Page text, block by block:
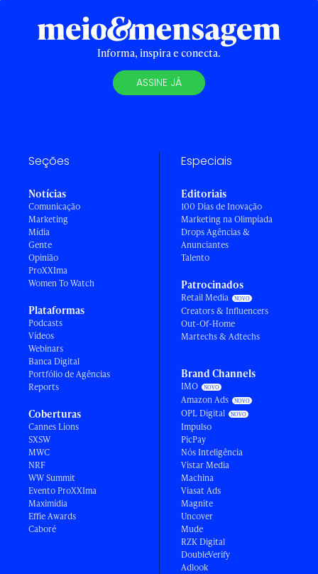
Informa, inspira e conecta.
ASSINE JÁ
Seções
Notícias
Comunicação
Marketing
Mídia
Gente
Opinião
ProXXIma
Women To Watch
Plataformas
Podcasts
Vídeos
Webinars
Banca Digital
Portfólio de Agências
Reports
Coberturas
Cannes Lions
SXSW
MWC
NRF
WW Summit
Evento ProXXIma
Maximídia
Effie Awards
Caboré
Especiais
Editoriais
100 Dias de Inovação
Marketing na Olimpíada
Drops Agências &
Anunciantes
Talento
Patrocinados
Retail Media
Creators & Influencers
Out-Of-Home
Martechs & Adtechs
Brand Channels
IMO
Amazon Ads
OPL Digital
Impulso
PicPay
Nós Inteligência
Vistar Media
Machina
Viasat Ads
Magnite
Uncover
Mude
RZK Digital
DoubleVerify
Adlook